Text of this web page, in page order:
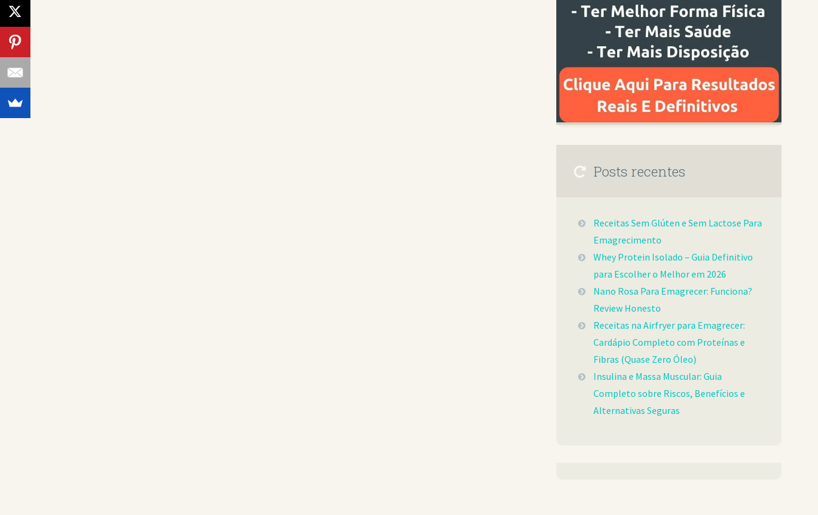
Posts recentes
Receitas Sem Glúten e Sem Lactose Para
Emagrecimento
Whey Protein Isolado – Guia Definitivo
para Escolher o Melhor em 2026
Nano Rosa Para Emagrecer: Funciona?
Review Honesto
Receitas na Airfryer para Emagrecer:
Cardápio Completo com Proteínas e
Fibras (Quase Zero Óleo)
Insulina e Massa Muscular: Guia
Completo sobre Riscos, Benefícios e
Alternativas Seguras